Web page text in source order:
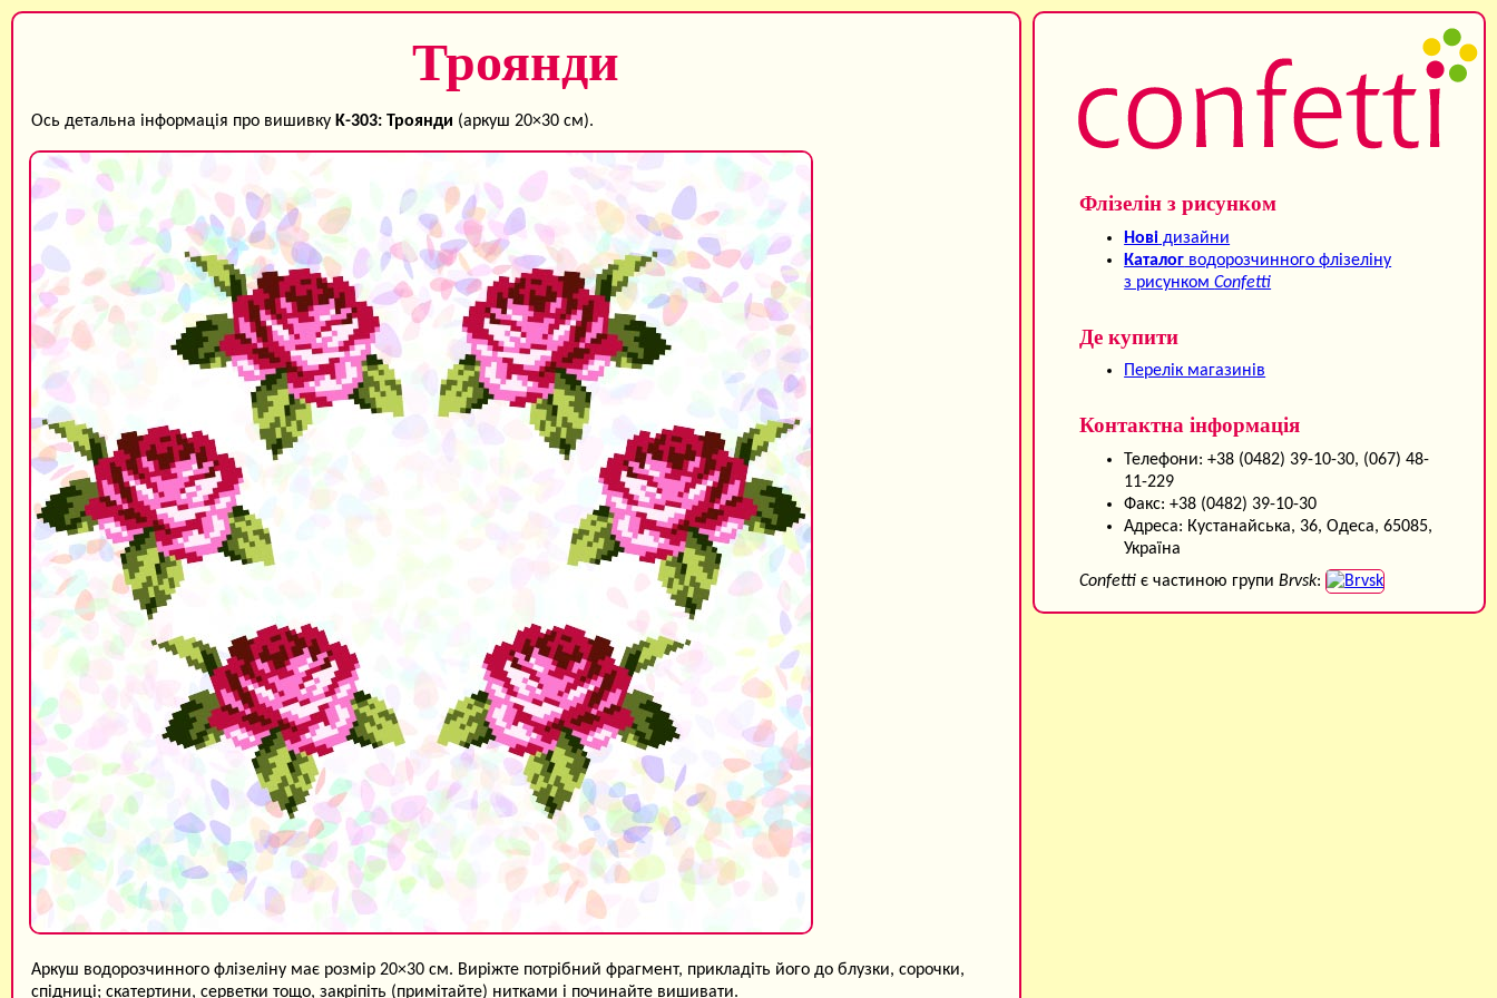
Троянди
Ось детальна інформація про вишивку K-303: Троянди (аркуш 20×30 см).
Аркуш водорозчинного флізеліну має розмір 20×30 см. Виріжте потрібний фрагмент, прикладіть його до блузки, сорочки,
спідниці; скатертини, серветки тощо, закріпіть (примітайте) нитками і починайте вишивати.
Флізелін з рисунком
Нові дизайни
Каталог водорозчинного флізеліну
з рисункомConfetti
Де купити
Перелік магазинів
Контактна інформація
Телефони: +38 (0482) 39-10-30, (067) 48-
11-229
Факс: +38 (0482) 39-10-30
Адреса: Кустанайська, 36, Одеса, 65085,
Україна
Confetti є частиною групиBrvsk: